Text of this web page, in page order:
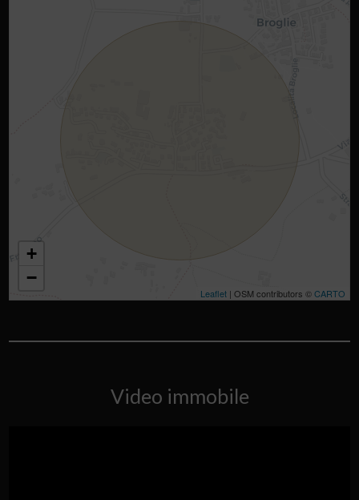
+
−
Leaflet| OSM contributors ©CARTO
Video immobile